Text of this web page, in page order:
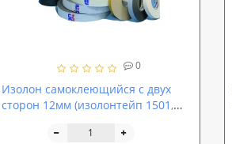
0
Изолон самоклеющийся с двух
сторон 12мм (изолонтейп 1501,